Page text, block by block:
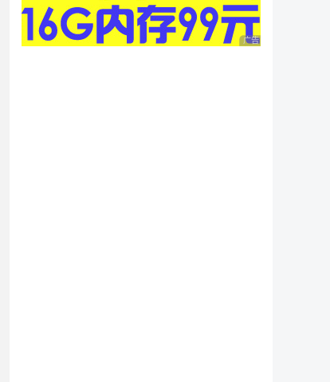
广告 商业广告，理性